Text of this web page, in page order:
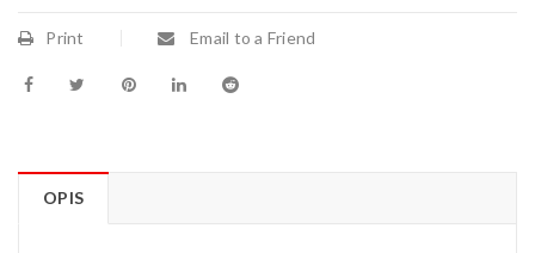
Print Email to a Friend
OPIS